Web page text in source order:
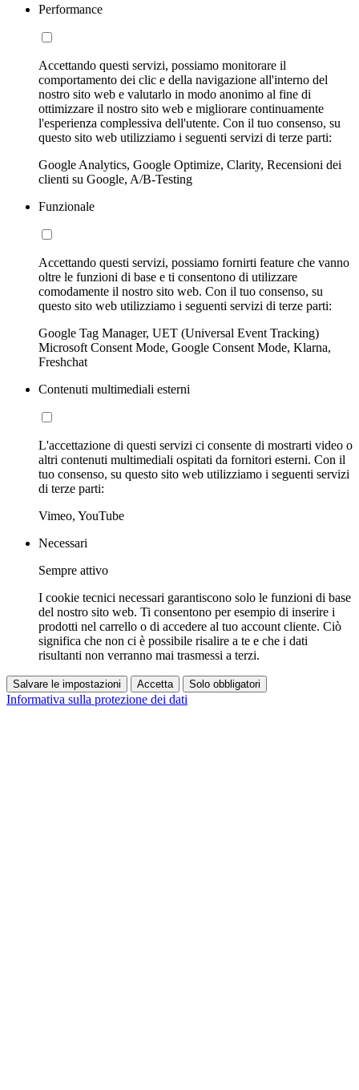
Performance
Accettando questi servizi, possiamo monitorare il
comportamento dei clic e della navigazione all'interno del
nostro sito web e valutarlo in modo anonimo al fine di
ottimizzare il nostro sito web e migliorare continuamente
l'esperienza complessiva dell'utente. Con il tuo consenso, su
questo sito web utilizziamo i seguenti servizi di terze parti:
Google Analytics, Google Optimize, Clarity, Recensioni dei
clienti su Google, A/B-Testing
Funzionale
Accettando questi servizi, possiamo fornirti feature che vanno
oltre le funzioni di base e ti consentono di utilizzare
comodamente il nostro sito web. Con il tuo consenso, su
questo sito web utilizziamo i seguenti servizi di terze parti:
Google Tag Manager, UET (Universal Event Tracking)
Microsoft Consent Mode, Google Consent Mode, Klarna,
Freshchat
Contenuti multimediali esterni
L'accettazione di questi servizi ci consente di mostrarti video o
altri contenuti multimediali ospitati da fornitori esterni. Con il
tuo consenso, su questo sito web utilizziamo i seguenti servizi
di terze parti:
Vimeo, YouTube
Necessari
Sempre attivo
I cookie tecnici necessari garantiscono solo le funzioni di base
del nostro sito web. Ti consentono per esempio di inserire i
prodotti nel carrello o di accedere al tuo account cliente. Ciò
significa che non ci è possibile risalire a te e che i dati
risultanti non verranno mai trasmessi a terzi.
Salvare le impostazioni Accetta Solo obbligatori
Informativa sulla protezione dei dati